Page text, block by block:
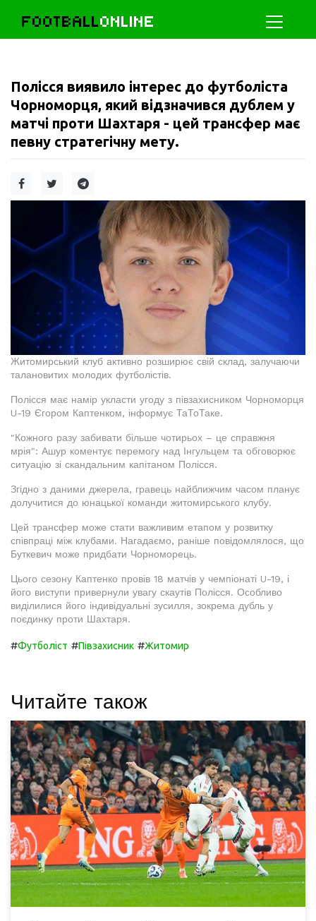
FOOTBALLONLINE
Полісся виявило інтерес до футболіста
Чорноморця, який відзначився дублем у
матчі проти Шахтаря - цей трансфер має
певну стратегічну мету.
Житомирський клуб активно розширює свій склад, залучаючи
талановитих молодих футболістів.
Полісся має намір укласти угоду з півзахисником Чорноморця
U-19 Єгором Каптенком, інформує ТаТоТаке.
"Кожного разу забивати більше чотирьох – це справжня
мрія": Ашур коментує перемогу над Інгульцем та обговорює
ситуацію зі скандальним капітаном Полісся.
Згідно з даними джерела, гравець найближчим часом планує
долучитися до юнацької команди житомирського клубу.
Цей трансфер може стати важливим етапом у розвитку
співпраці між клубами. Нагадаємо, раніше повідомлялося, що
Буткевич може придбати Чорноморець.
Цього сезону Каптенко провів 18 матчів у чемпіонаті U-19, і
його виступи привернули увагу скаутів Полісся. Особливо
виділилися його індивідуальні зусилля, зокрема дубль у
поєдинку проти Шахтаря.
#Футболіст #Півзахисник #Житомир
Читайте також